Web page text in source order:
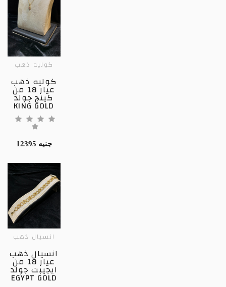
كوليه ذهب
كوليه ذهب
عيار 18 من
كينج جولد
KING GOLD
12395 جنيه
انسيال ذهب
انسيال ذهب
عيار 18 من
ايجيبت جولد
EGYPT GOLD